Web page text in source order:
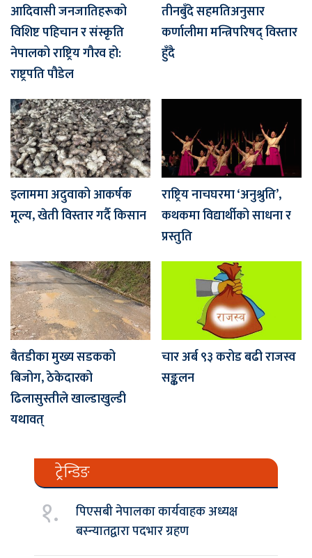
आदिवासी जनजातिहरूको
विशिष्ट पहिचान र संस्कृति
नेपालको राष्ट्रिय गौरव हो:
राष्ट्रपति पौडेल
तीनबुँदे सहमतिअनुसार
कर्णालीमा मन्त्रिपरिषद् विस्तार
हुँदै
इलाममा अदुवाको आकर्षक
मूल्य, खेती विस्तार गर्दै किसान
राष्ट्रिय नाचघरमा ‘अनुश्रुति’,
कथकमा विद्यार्थीको साधना र
प्रस्तुति
बैतडीका मुख्य सडकको
बिजोग, ठेकेदारको
ढिलासुस्तीले खाल्डाखुल्डी
यथावत्
चार अर्ब ९३ करोड बढी राजस्व
सङ्कलन
ट्रेन्डिङ
१.
पिएसबी नेपालका कार्यवाहक अध्यक्ष
बस्न्यातद्वारा पदभार ग्रहण